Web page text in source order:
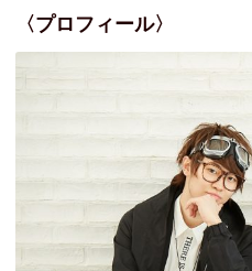
〈プロフィール〉